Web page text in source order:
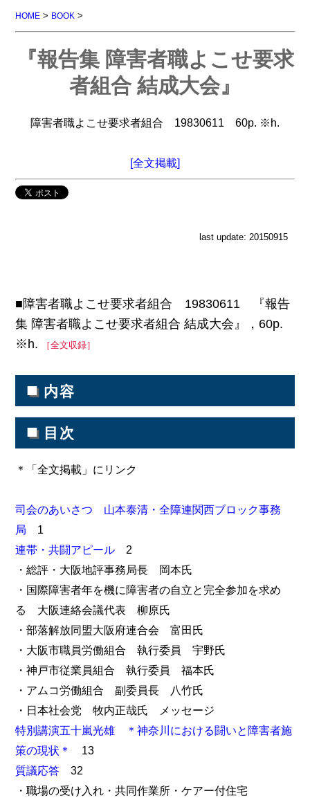
HOME > BOOK >
『報告集 障害者職よこせ要求
者組合 結成大会』
障害者職よこせ要求者組合 19830611 60p. ※h.
[全文掲載]
last update: 20150915
■障害者職よこせ要求者組合 19830611 『報告
集 障害者職よこせ要求者組合 結成大会』，60p.
※h.
［全文収録］
■ 内容
■ 目次
＊「全文掲載」にリンク
司会のあいさつ 山本泰清・全障連関西ブロック事務
局 1
連帯・共闘アピール 2
・総評・大阪地評事務局長 岡本氏
・国際障害者年を機に障害者の自立と完全参加を求め
る 大阪連絡会議代表 柳原氏
・部落解放同盟大阪府連合会 富田氏
・大阪市職員労働組合 執行委員 宇野氏
・神戸市従業員組合 執行委員 福本氏
・アムコ労働組合 副委員長 八竹氏
・日本社会党 牧内正哉氏 メッセージ
特別講演五十嵐光雄 ＊神奈川における闘いと障害者施
策の現状＊
13
質議応答 32
・職場の受け入れ・共同作業所・ケアー付住宅